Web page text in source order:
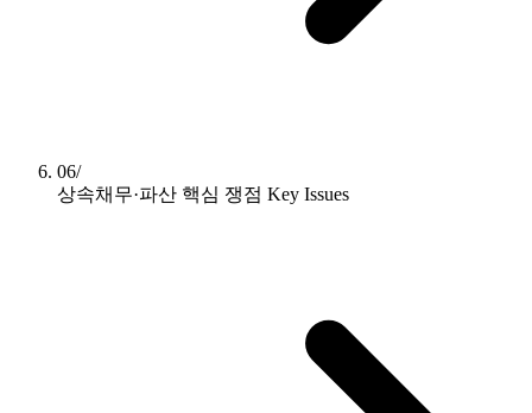
06/
상속채무·파산 핵심 쟁점 Key Issues